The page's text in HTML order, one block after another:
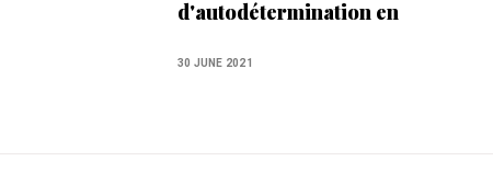
d'autodétermination en
30 JUNE 2021